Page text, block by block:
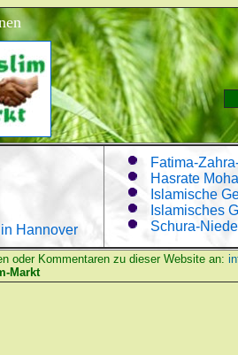
Hannover
Fatima-
Hasrate
Islamische
Islamisches
Schura-
oder Kommentaren zu dieser Website an:
Markt